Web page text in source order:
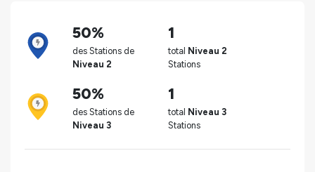
50%
des Stations de
Niveau 2
1
total Niveau 2
Stations
50%
des Stations de
Niveau 3
1
total Niveau 3
Stations